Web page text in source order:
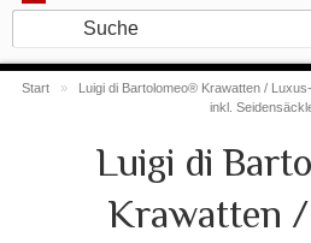
Start »
Luigi di Bartolomeo® Krawatten /
inkl.
Luigi di
Krawatten